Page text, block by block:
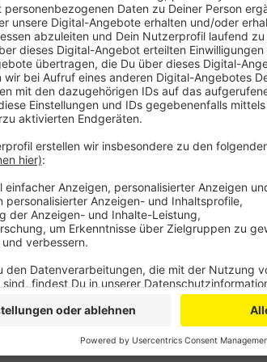
Für Geflügelhalter heißt das:
Stall- und Straßenkleidung
gekauften Eierschalen an die Tiere
sofort einen Tierarzt kontaktieren.
soll sich an das Veterinäramt
Die Sicherheitsmaßnahmen sind
Newcastle-Krankheit ist ihr sehr
genannt. Sollte sich die Newcastle-
atypische Geflügelpest kein Grund,
Kreissprecher.